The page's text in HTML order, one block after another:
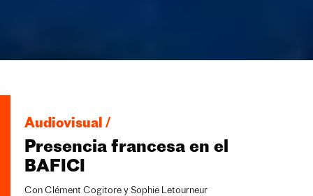
Audiovisual /
Presencia francesa en el
BAFICI
Con Clément Cogitore y Sophie Letourneur